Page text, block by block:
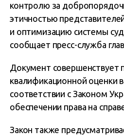
контролю за
этичностью
и оптимизацию системы
сообщает пресс-служба
Документ совершенствует
квалификационной оценки
соответствии с Законом
обеспечении права на
Закон также